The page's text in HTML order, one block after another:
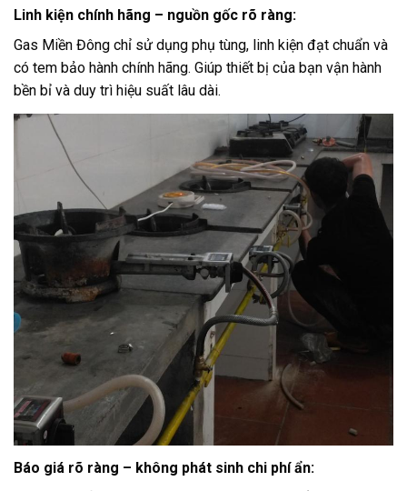
Linh kiện chính hãng – nguồn gốc rõ ràng:
Gas Miền Đông chỉ sử dụng phụ tùng, linh kiện đạt chuẩn và
có tem bảo hành chính hãng. Giúp thiết bị của bạn vận hành
bền bỉ và duy trì hiệu suất lâu dài.
Báo giá rõ ràng – không phát sinh chi phí ẩn: